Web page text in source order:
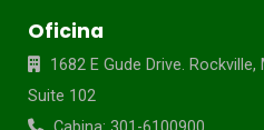
Oficina
1682 E Gude Drive. Rockville,
Suite 102